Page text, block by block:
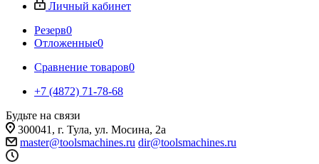
Личный кабинет
Резерв0
Отложенные0
Сравнение товаров0
+7 (4872) 71-78-68
Будьте на связи
300041, г. Тула, ул. Мосина, 2а
master@toolsmachines.ru dir@toolsmachines.ru